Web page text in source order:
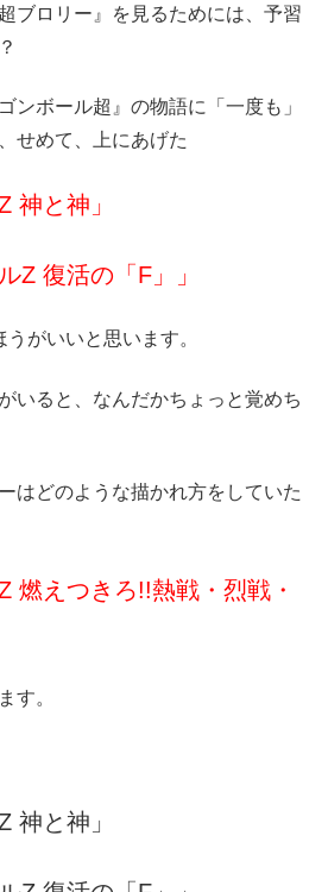
ブロリー』を見るためには、予習
ンボール超』の物語に「一度も」
せめて、上にあげた
神と神」
Z 復活の「F」」
がいいと思います。
いると、なんだかちょっと覚めち
はどのような描かれ方をしていた
燃えつきろ!!熱戦・烈戦・
す。
神と神」